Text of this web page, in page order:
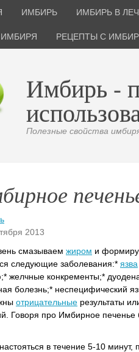
ИМБИРЬ ИМБИРЬ В
РЕЦЕПТЫ С
Имбирь -
Полезные свойства
2013
смазываем жиром и
следующие заболевания:* язва
желчные конкременты;*
болезнь;* неспецифический
отрицательные результаты
Говоря про Имбирное печенье
в течение 5-10